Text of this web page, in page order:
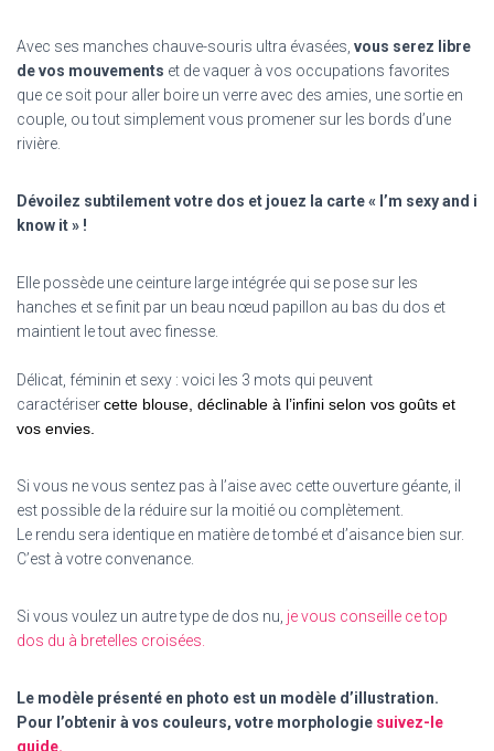
Avec ses manches chauve-souris ultra évasées, vous serez libre
de vos mouvements et de vaquer à vos occupations favorites
que ce soit pour aller boire un verre avec des amies, une sortie en
couple, ou tout simplement vous promener sur les bords d’une
rivière.
Dévoilez subtilement votre dos et jouez la carte « I’m sexy and i
know it » !
Elle possède une ceinture large intégrée qui se pose sur les
hanches et se finit par un beau nœud papillon au bas du dos et
maintient le tout avec finesse.
Délicat, féminin et sexy : voici les 3 mots qui peuvent
caractérisercette blouse, déclinable à l’infini selon vos goûts et
vos envies.
Si vous ne vous sentez pas à l’aise avec cette ouverture géante, il
est possible de la réduire sur la moitié ou complètement.
Le rendu sera identique en matière de tombé et d’aisance bien sur.
C’est à votre convenance.
Si vous voulez un autre type de dos nu, je vous conseille ce top
dos du à bretelles croisées.
Le modèle présenté en photo est un modèle d’illustration.
Pour l’obtenir à vos couleurs, votre morphologie suivez-le
guide.